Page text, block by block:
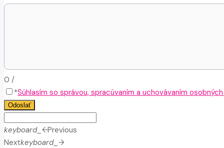
0 /
*Súhlasím so správou, spracúvaním a uchovávaním
Odoslať
keyboard_arrow_leftPrevious
Nextkeyboard_arrow_right